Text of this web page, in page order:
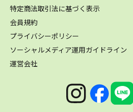
特定商法取引法に基づく表示
会員規約
プライバシーポリシー
ソーシャルメディア運用ガイドライン
運営会社